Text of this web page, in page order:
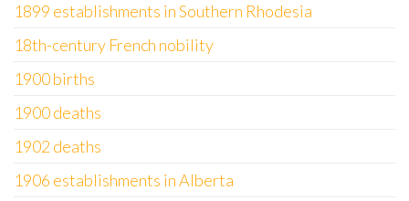
1899 establishments in Southern Rhodesia
18th-century French nobility
1900 births
1900 deaths
1902 deaths
1906 establishments in Alberta